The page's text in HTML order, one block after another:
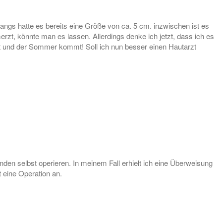
hatte es bereits eine Größe von ca. 5 cm. inzwischen ist es
könnte man es lassen. Allerdings denke ich jetzt, dass ich es
der Sommer kommt! Soll ich nun besser einen Hautarzt
selbst operieren. In meinem Fall erhielt ich eine Überweisung
Operation an.